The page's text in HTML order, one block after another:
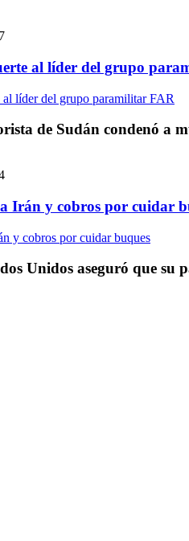
al líder del grupo
de Sudán condenó a
Irán y cobros por cuidar
Unidos aseguró que